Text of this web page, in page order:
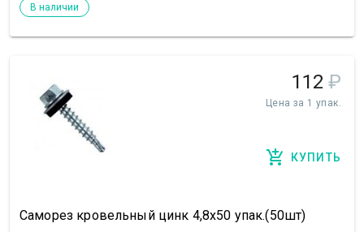
В наличии
112 ₽
Цена за 1 упак.
КУПИТЬ
Саморез кровельный цинк 4,8х50 упак.(50шт)